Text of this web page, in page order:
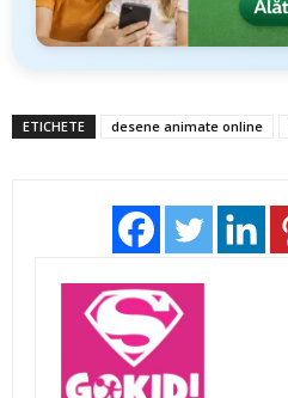
ETICHETE desene animate online